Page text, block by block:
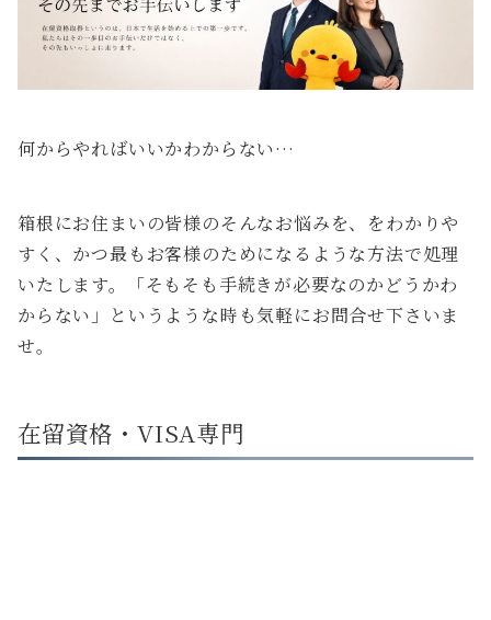
何からやればいいかわからない…
箱根にお住まいの皆様のそんなお悩みを、をわかりや
すく、かつ最もお客様のためになるような方法で処理
いたします。「そもそも手続きが必要なのかどうかわ
からない」というような時も気軽にお問合せ下さいま
せ。
在留資格・VISA専門